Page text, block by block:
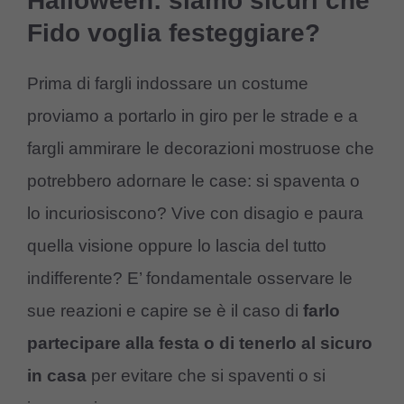
Fido voglia festeggiare?
Prima di fargli indossare un costume
proviamo a portarlo in giro per le strade e a
fargli ammirare le decorazioni mostruose che
potrebbero adornare le case: si spaventa o
lo incuriosiscono? Vive con disagio e paura
quella visione oppure lo lascia del tutto
indifferente? E’ fondamentale osservare le
sue reazioni e capire se è il caso di farlo
partecipare alla festa o di tenerlo al sicuro
in casa per evitare che si spaventi o si